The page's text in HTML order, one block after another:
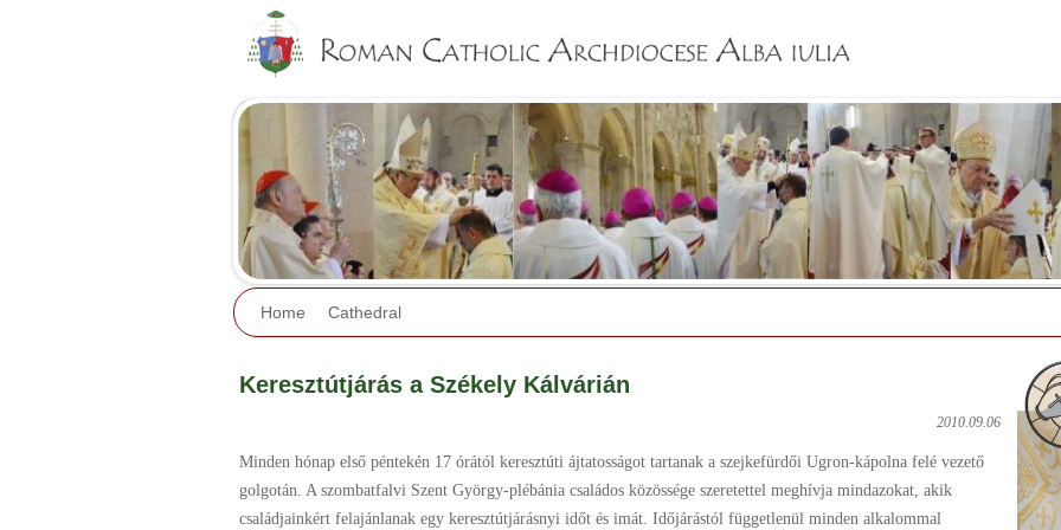
Home Cathedral
Keresztútjárás a Székely Kálvárián
2010.09.06
Minden hónap első péntekén 17 órától keresztúti ájtatosságot tartanak a szejkefürdői Ugron-kápolna felé vezető
golgotán. A szombatfalvi Szent György-plébánia családos közössége szeretettel meghívja mindazokat, akik
családjainkért felajánlanak egy keresztútjárásnyi időt és imát. Időjárástól függetlenül minden alkalommal